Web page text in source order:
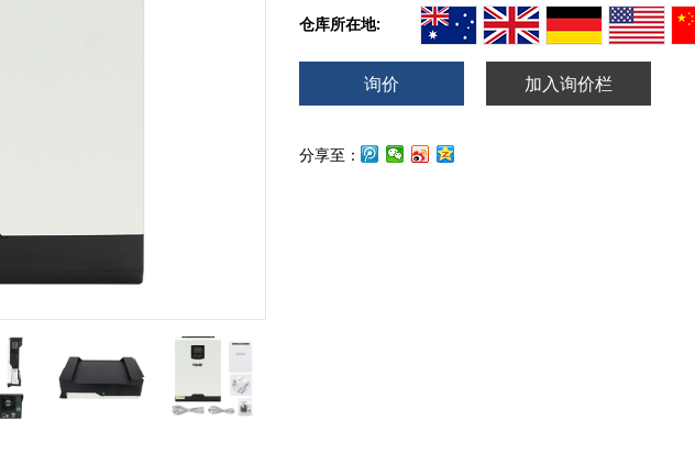
仓库所在地:
询价 加入询价栏
分享至：